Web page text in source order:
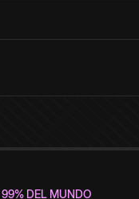
99% DEL MUNDO